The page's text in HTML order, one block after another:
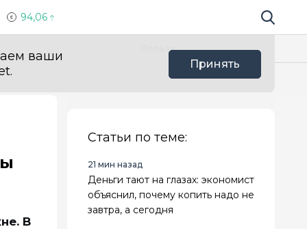
94,06 Поиск по
ваши
Принять
Польза
В
Статьи по теме:
21 мин назад
Деньги тают на глазах: экономист
объяснил, почему копить надо не
завтра, а сегодня